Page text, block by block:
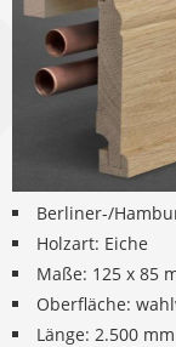
Berliner-/
Holzart: Eiche
Maße: 125 x 85
Oberfläche:
Länge: 2.500 mm